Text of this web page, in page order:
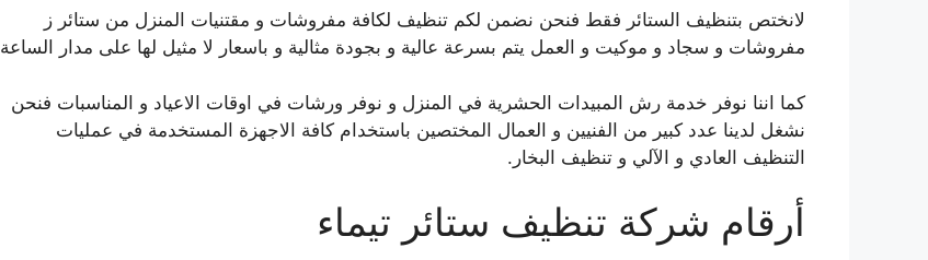
لانختص بتنظيف الستائر فقط فنحن نضمن لكم تنظيف لكافة مفروشات و مقتنيات المنزل من ستائر ز
مفروشات و سجاد و موكيت و العمل يتم بسرعة عالية و بجودة مثالية و باسعار لا مثيل لها على مدار الساعة
كما اننا نوفر خدمة رش المبيدات الحشرية في المنزل و نوفر ورشات في اوقات الاعياد و المناسبات فنحن
نشغل لدينا عدد كبير من الفنيين و العمال المختصين باستخدام كافة الاجهزة المستخدمة في عمليات
التنظيف العادي و الآلي و تنظيف البخار.
أرقام شركة تنظيف ستائر تيماء